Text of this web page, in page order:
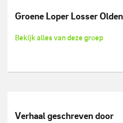
Groene Loper Losser
Bekijk alles van deze groep
Verhaal geschreven door